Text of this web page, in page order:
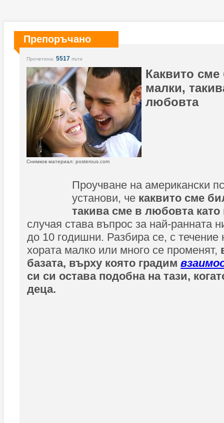
Препоръчано
Прочетена: 5517 пъти
Каквито сме
малки,
любовта
Снимков материал: posterous.com
Проучване на американски
установи, че каквито сме
такива сме в любовта като
случая става въпрос за най-ранната
до 10 годишни. Разбира се, с течение
хората малко или много се променят,
базата, върху която градим
си си остава подобна на тази,
деца.